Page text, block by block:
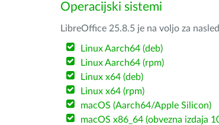
Operacijski sistemi
LibreOffice 25.8.5 je na voljo za
Linux Aarch64 (deb)
Linux Aarch64 (rpm)
Linux x64 (deb)
Linux x64 (rpm)
macOS (Aarch64/Apple Silicon)
macOS x86_64 (obvezna izdaja